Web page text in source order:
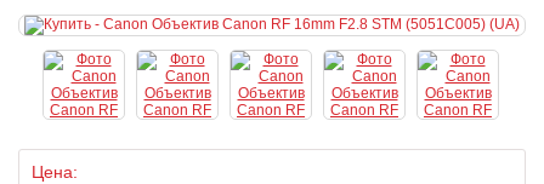
Цена: